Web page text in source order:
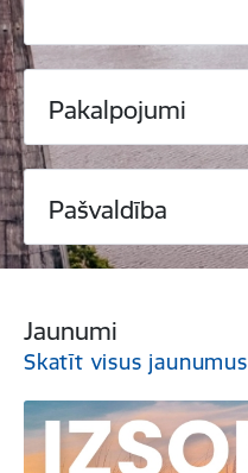
Pakalpojumi
Pašvaldība
Jaunumi
Skatīt visus jaunumus